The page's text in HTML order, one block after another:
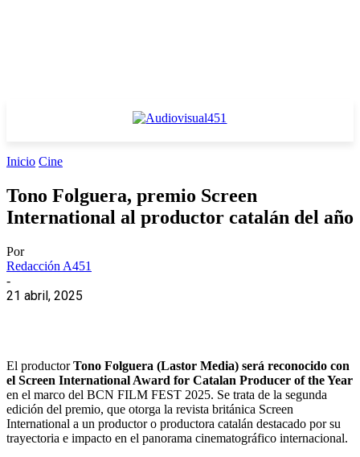
Inicio Cine
Tono Folguera, premio Screen
International al productor catalán del año
Por
Redacción A451
-
21 abril, 2025
El productorTono Folguera (Lastor Media) será reconocido con
el Screen International Award for Catalan Producer of the Year
en el marco del BCN FILM FEST 2025. Se trata de la segunda
edición del premio, que otorga la revista británica Screen
International a un productor o productora catalán destacado por su
trayectoria e impacto en el panorama cinematográfico internacional.